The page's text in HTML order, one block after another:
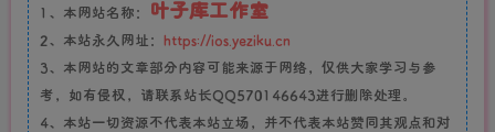
1、本网站名称： 叶子库工作室
2、本站永久网址： https://ios.yeziku.cn
3、本网站的文章部分内容可能来源于网络，仅供大家学习与参
考，如有侵权，请联系站长QQ570146643进行删除处理。
4、本站一切资源不代表本站立场，并不代表本站赞同其观点和对